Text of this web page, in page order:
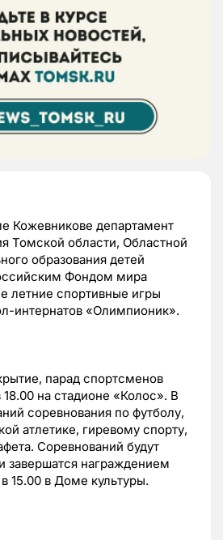
Кожевникове департамент
Томской области, Областной
образования детей
Фондом мира
летние спортивные игры
интернатов «Олимпионик».
парад спортсменов
на стадионе «Колос». В
соревнования по футболу,
атлетике, гиревому спорту,
Соревнований будут
завершатся награждением
15.00 в Доме культуры.